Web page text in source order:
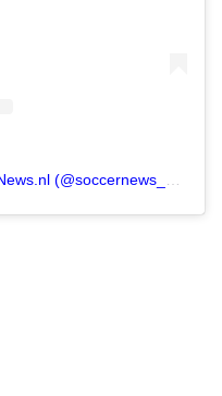
Een bericht gedeeld door SoccerNews.nl (@soccernews__nl)